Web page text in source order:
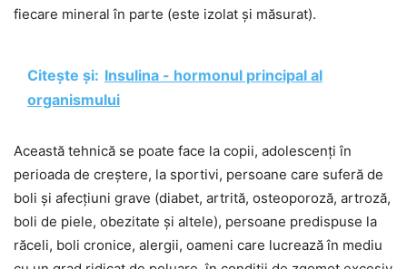
fiecare mineral în parte (este izolat și măsurat).
Citește și: Insulina - hormonul principal al
organismului
Această tehnică se poate face la copii, adolescenți în
perioada de creștere, la sportivi, persoane care suferă de
boli și afecțiuni grave (diabet, artrită, osteoporoză, artroză,
boli de piele, obezitate și altele), persoane predispuse la
răceli, boli cronice, alergii, oameni care lucrează în mediu